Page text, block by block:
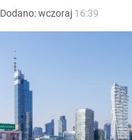
Dodano:wczoraj 16:39